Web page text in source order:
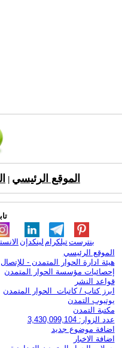
الموقع الرئيسي
لينكدإن تيلكرامبنترست
الموقع الرئيسي
هيئة ادارة الحوار المتمدن - للإتصال
إحصائيات مؤسسة الحوار المتمدن
قواعد النشر
ابرز كتاب / كاتبات الحوار المتمدن
يوتيوب التمدن
مكتبة التمدن
عدد الزوار: 3,430,099,104
اضافة موضوع جديد
اضافة الاخبار